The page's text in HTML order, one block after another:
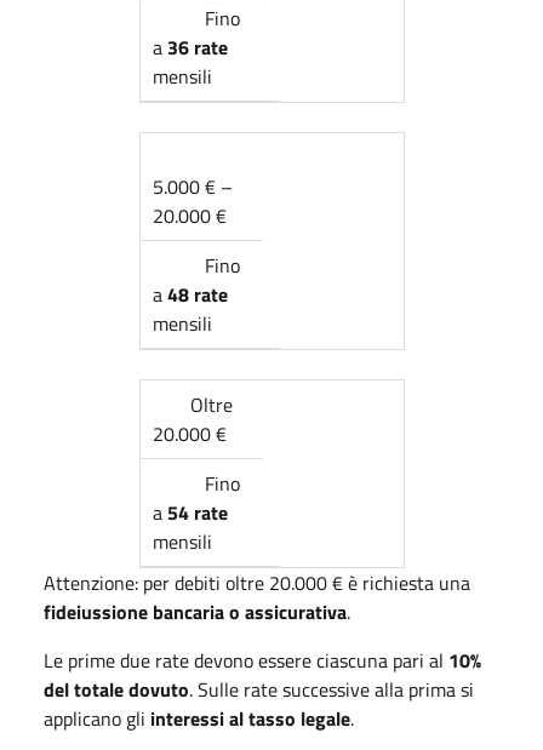
Fino
a 36 rate
mensili
5.000 € –
20.000 €
Fino
a48 rate
mensili
Oltre
20.000 €
Fino
a 54 rate
mensili
Attenzione: per debiti oltre 20.000 € è richiesta una
fideiussione bancaria o assicurativa.
Le prime due rate devono essere ciascuna pari al 10%
del totale dovuto. Sulle rate successive alla prima si
applicano gli interessi al tasso legale.